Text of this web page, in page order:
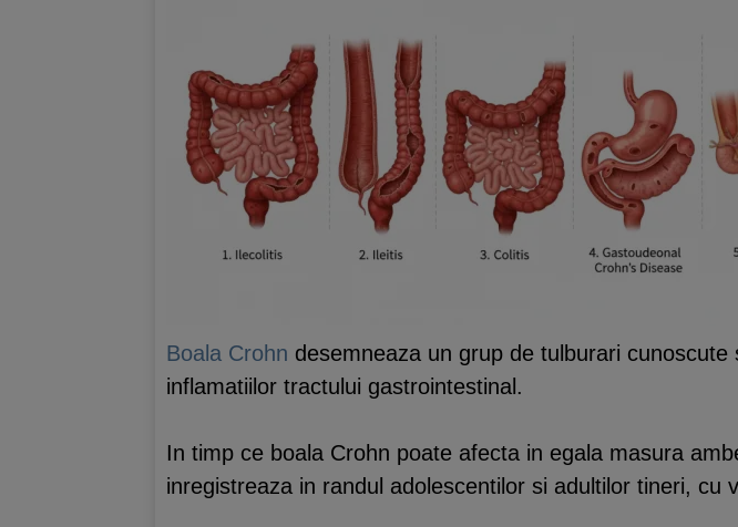
Boala Crohn desemneaza un grup de tulburari cunoscute
inflamatiilor tractului gastrointestinal.
In timp ce boala Crohn poate afecta in egala masura
inregistreaza in randul adolescentilor si adultilor tineri, cu